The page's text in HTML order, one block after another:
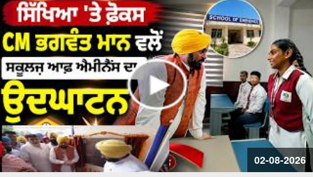
02-08-2026